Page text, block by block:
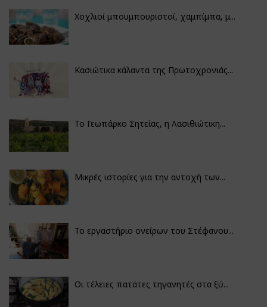
Χοχλιοί μπουμπουριστοί, χαμπίμπα, μ...
Κασιώτικα κάλαντα της Πρωτοχρονιάς...
Το Γεωπάρκο Σητείας, η Λασιθιώτικη...
Μικρές ιστορίες για την αντοχή των...
Το εργαστήριο ονείρων του Στέφανου...
Οι τέλειες πατάτες τηγανητές στα ξύ...